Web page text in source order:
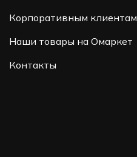
Корпоративным клиентам
Наши товары на Омаркет
Контакты